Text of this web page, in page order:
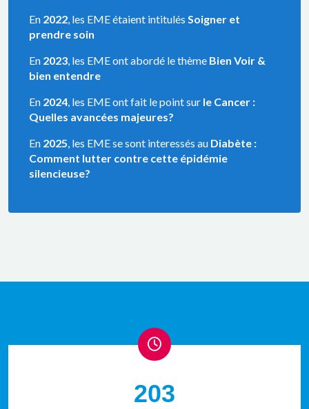
En 2022, les EME étaient intitulés Soigner et
prendre soin
En 2023, les EME ont abordé le thème Bien Voir &
bien entendre
En 2024, les EME ont fait le point sur le Cancer :
Quelles avancées majeures?
En 2025, les EME se sont interessés au Diabète :
Comment lutter contre cette épidémie
silencieuse?
203